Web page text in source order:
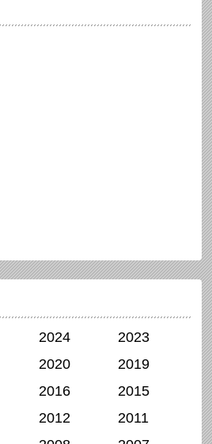
2024
2023
2020
2019
2016
2015
2012
2011